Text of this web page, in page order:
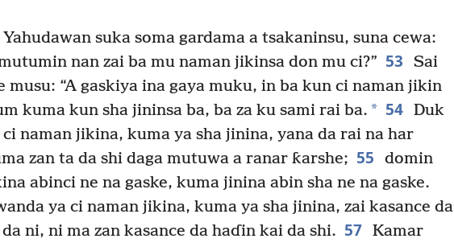
suka soma gardama a tsakaninsu, suna cewa:
nan zai ba mu naman jikinsa don mu ci?” 53
Sai
musu: “A gaskiya ina gaya muku, in ba kun ci naman jikin
kuma kun sha jininsa ba, ba za ku sami rai ba. * 54 Duk
ci naman jikina, kuma ya sha jinina, yana da rai na har
zan ta da shi daga mutuwa a ranar ƙarshe; 55
domin
abinci ne na gaske, kuma jinina abin sha ne na gaske.
ya ci naman jikina, kuma ya sha jinina, zai kasance da
ni, ni ma zan kasance da haɗin kai da shi. 57 Kamar